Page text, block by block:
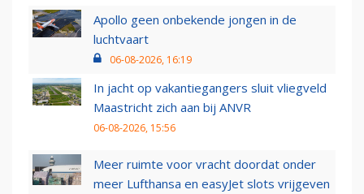
Apollo geen onbekende jongen in de
luchtvaart
06-08-2026, 16:19
In jacht op vakantiegangers sluit vliegveld
Maastricht zich aan bij ANVR
06-08-2026, 15:56
Meer ruimte voor vracht doordat onder
meer Lufthansa en easyJet slots vrijgeven